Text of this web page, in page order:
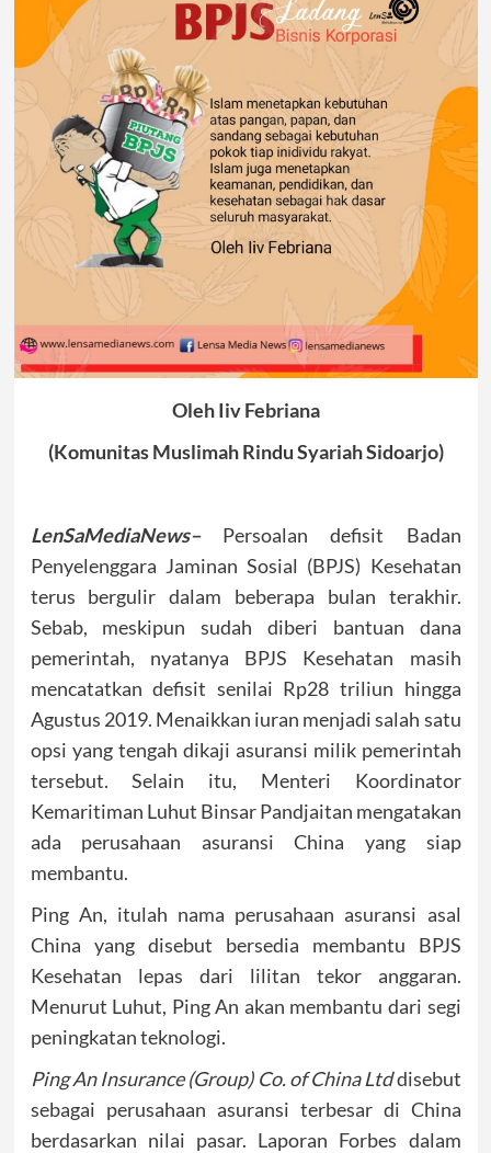
Oleh Iiv Febriana
(Komunitas Muslimah Rindu Syariah Sidoarjo)
LenSaMediaNews–Persoalan defisit Badan
Penyelenggara Jaminan Sosial (BPJS) Kesehatan
terus bergulir dalam beberapa bulan terakhir.
Sebab, meskipun sudah diberi bantuan dana
pemerintah, nyatanya BPJS Kesehatan masih
mencatatkan defisit senilai Rp28 triliun hingga
Agustus 2019. Menaikkan iuran menjadi salah satu
opsi yang tengah dikaji asuransi milik pemerintah
tersebut. Selain itu, Menteri Koordinator
Kemaritiman Luhut Binsar Pandjaitan mengatakan
ada perusahaan asuransi China yang siap
membantu.
Ping An, itulah nama perusahaan asuransi asal
China yang disebut bersedia membantu BPJS
Kesehatan lepas dari lilitan tekor anggaran.
Menurut Luhut, Ping An akan membantu dari segi
peningkatan teknologi.
Ping An Insurance (Group) Co. of China Ltddisebut
sebagai perusahaan asuransi terbesar di China
berdasarkan nilai pasar. Laporan Forbes dalam